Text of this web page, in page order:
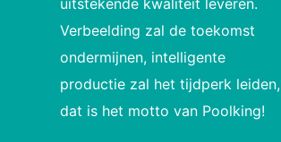
Verbeelding zal de toekomst
ondermijnen, intelligente
productie zal het tijdperk leiden,
dat is het motto van Poolking!